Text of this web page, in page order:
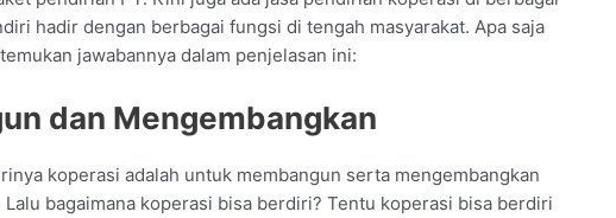
hadir dengan berbagai fungsi di tengah masyarakat. Apa saja
jawabannya dalam penjelasan ini:
dan Mengembangkan
koperasi adalah untuk membangun serta mengembangkan
bagaimana koperasi bisa berdiri? Tentu koperasi bisa berdiri